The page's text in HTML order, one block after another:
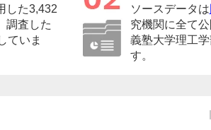
した3,432
調査した
ていま
ソースデータは
究機関に全て
義塾大学理工学
す。